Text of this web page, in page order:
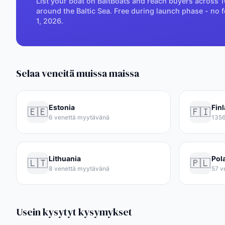
around the Baltic Sea. Free during launch phase - no
1, 2026.
Selaa veneitä muissa maissa
🇪🇪Estonia
6 venettä myytävänä 🇫🇮
🇱🇹Lithuania
8 venettä myytävänä 🇵🇱 57
Usein kysytyt kysymykset